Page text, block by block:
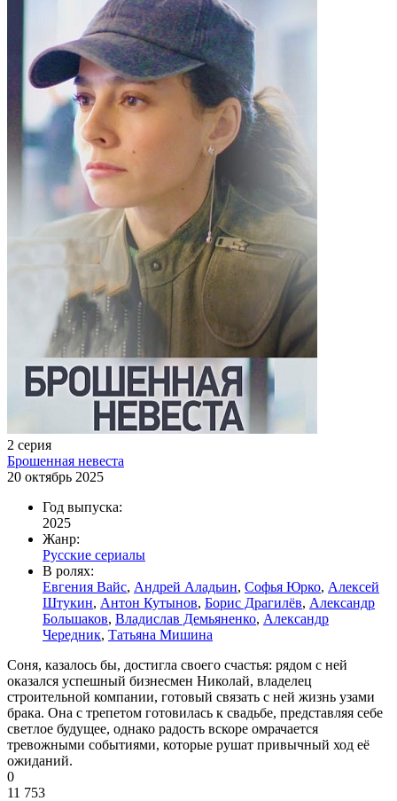
2 серия
Брошенная невеста
20 октябрь 2025
Год выпуска:
2025
Жанр:
Русские сериалы
В ролях:
Евгения Вайс, Андрей Аладьин, Софья Юрко, Алексей
Штукин, Антон Кутынов, Борис Драгилёв, Александр
Большаков, Владислав Демьяненко, Александр
Чередник, Татьяна Мишина
Соня, казалось бы, достигла своего счастья: рядом с ней
оказался успешный бизнесмен Николай, владелец
строительной компании, готовый связать с ней жизнь узами
брака. Она с трепетом готовилась к свадьбе, представляя себе
светлое будущее, однако радость вскоре омрачается
тревожными событиями, которые рушат привычный ход её
ожиданий.
0
11 753